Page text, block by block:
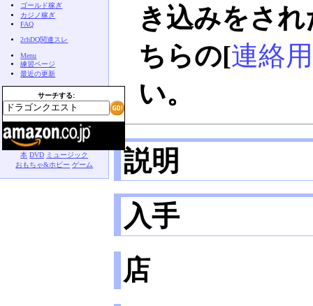
き込みをさ
ちらの[連絡
い。
説明
入手
店
ゴールド稼ぎ
カジノ稼ぎ
FAQ
2chDQ関連スレ
Menu
練習ページ
最近の更新
サーチする:
本 DVD ミュージック
おもちゃ&ホビー ゲーム